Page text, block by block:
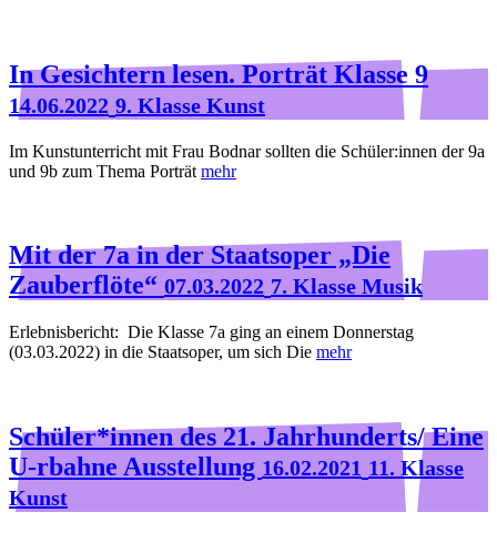
In Gesichtern lesen. Porträt Klasse 9
14.06.2022 9. Klasse Kunst
Im Kunstunterricht mit Frau Bodnar sollten die Schüler:innen der 9a
und 9b zum Thema Porträt mehr
Mit der 7a in der Staatsoper „Die
Zauberflöte“ 07.03.2022 7. Klasse Musik
Erlebnisbericht: Die Klasse 7a ging an einem Donnerstag
(03.03.2022) in die Staatsoper, um sich Die mehr
Schüler*innen des 21. Jahrhunderts/ Eine
U-rbahne Ausstellung 16.02.2021 11. Klasse
Kunst